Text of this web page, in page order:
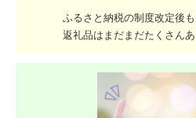
ふるさと納税の制度改定後
返礼品はまだまだたくさんあ